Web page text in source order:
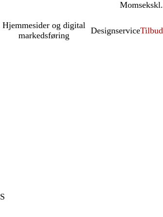
Momsinkl.
ekskl.
Hjemmesider og digital
markedsføring
DesignserviceTilbud
S